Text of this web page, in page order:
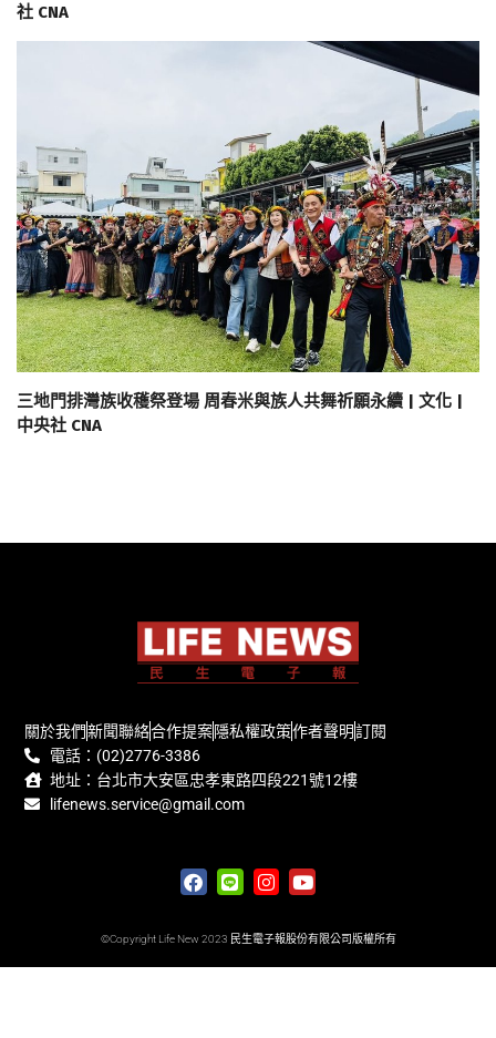
社 CNA
三地門排灣族收穫祭登場 周春米與族人共舞祈願永續 | 文化 |
中央社 CNA
關於我們新聞聯絡合作提案隱私權政策作者聲明訂閱
電話：(02)2776-3386
地址：台北市大安區忠孝東路四段221號12樓
lifenews.service@gmail.com
©Copyright Life New 2023 民生電子報股份有限公司版權所有